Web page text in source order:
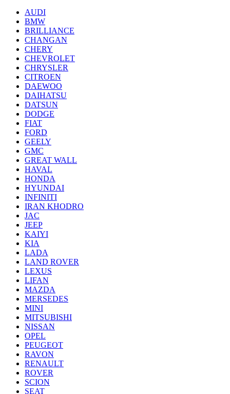
AUDI
BMW
BRILLIANCE
CHANGAN
CHERY
CHEVROLET
CHRYSLER
CITROEN
DAEWOO
DAIHATSU
DATSUN
DODGE
FIAT
FORD
GEELY
GMC
GREAT WALL
HAVAL
HONDA
HYUNDAI
INFINITI
IRAN KHODRO
JAC
JEEP
KAIYI
KIA
LADA
LAND ROVER
LEXUS
LIFAN
MAZDA
MERSEDES
MINI
MITSUBISHI
NISSAN
OPEL
PEUGEOT
RAVON
RENAULT
ROVER
SCION
SEAT